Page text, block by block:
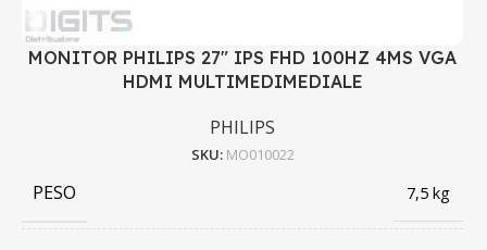
MONITOR PHILIPS 27" IPS FHD 100HZ 4MS VGA
HDMI MULTIMEDIMEDIALE
PHILIPS
SKU: MO010022
PESO 7,5 kg